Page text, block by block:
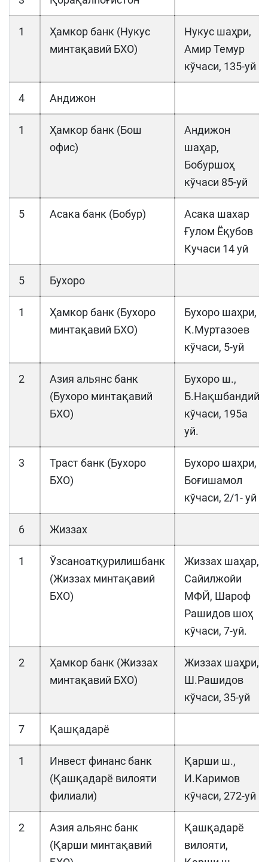
1
Ҳамкор банк (Нукус
минтақавий БХО)
Нукус шаҳри,
Амир Темур
кўчаси, 135-уй
4 Андижон
1
Ҳамкор банк (Бош
офис)
Андижон
шаҳар,
Бобуршоҳ
кўчаси 85-уй
5 Асака банк (Бобур)
Асака шахар
Ғулом Ёқубов
Кучаси 14 уй
5 Бухоро
1
Ҳамкор банк (Бухоро
минтақавий БХО)
Бухоро шаҳри,
К.Муртазоев
кўчаси, 5-уй
2
Азия альянс банк
(Бухоро минтақавий
БХО)
Бухоро ш.,
Б.Нақшбандий
кўчаси, 195а
уй.
3
Траст банк (Бухоро
БХО)
Буxоро шаҳри,
Боғишамол
кўчаси, 2/1- уй
6 Жиззах
1
Ўзсаноатқурилишбанк
(Жиззах минтақавий
БХО)
Жиззах шаҳар,
Сайилжойи
МФЙ, Шароф
Рашидов шоҳ
кўчаси, 7-уй.
2
Ҳамкор банк (Жиззах
минтақавий БХО)
Жиззах шаҳри,
Ш.Рашидов
кўчаси, 35-уй
7 Қашқадарё
1
Инвест финанс банк
(Қашқадарё вилояти
филиали)
Қарши ш.,
И.Каримов
кўчаси, 272-уй
2
Азия альянс банк
(Қарши минтақавий
Қашқадарё
вилояти,